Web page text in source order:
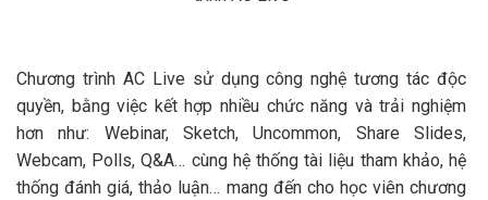
Chương trình AC Live sử dụng công nghệ tương tác độc
quyền, bằng việc kết hợp nhiều chức năng và trải nghiệm
hơn như: Webinar, Sketch, Uncommon, Share Slides,
Webcam, Polls, Q&A… cùng hệ thống tài liệu tham khảo, hệ
thống đánh giá, thảo luận… mang đến cho học viên chương